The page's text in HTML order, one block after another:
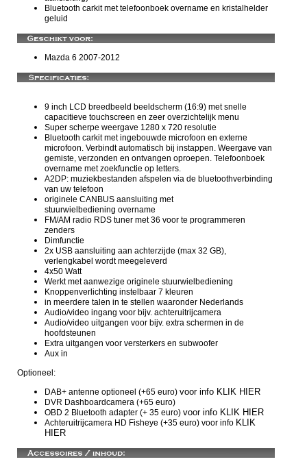
Bluetooth carkit met telefoonboek overname en kristalhelder
geluid
Mazda 6 2007-2012
9 inch LCD breedbeeld beeldscherm (16:9) met snelle
capacitieve touchscreen en zeer overzichtelijk menu
Super scherpe weergave 1280 x 720 resolutie
Bluetooth carkit met ingebouwde microfoon en externe
microfoon. Verbindt automatisch bij instappen. Weergave van
gemiste, verzonden en ontvangen oproepen. Telefoonboek
overname met zoekfunctie op letters.
A2DP: muziekbestanden afspelen via de bluetoothverbinding
van uw telefoon
originele CANBUS aansluiting met
stuurwielbediening overname
FM/AM radio RDS tuner met 36 voor te programmeren
zenders
Dimfunctie
2x USB aansluiting aan achterzijde (max 32 GB),
verlengkabel wordt meegeleverd
4x50 Watt
Werkt met aanwezige originele stuurwielbediening
Knoppenverlichting instelbaar 7 kleuren
in meerdere talen in te stellen waaronder Nederlands
Audio/video ingang voor bijv. achteruitrijcamera
Audio/video uitgangen voor bijv. extra schermen in de
hoofdsteunen
Extra uitgangen voor versterkers en subwoofer
Aux in
Optioneel:
DAB+ antenne optioneel (+65 euro) voor info KLIK HIER
DVR Dashboardcamera (+65 euro)
OBD 2 Bluetooth adapter (+ 35 euro) voor info KLIK HIER
Achteruitrijcamera HD Fisheye (+35 euro) voor info KLIK
HIER